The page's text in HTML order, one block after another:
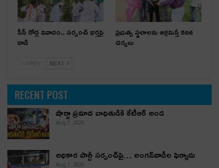
సీసీ రోడ్ల వివాదం.. స‌ర్పంచ్ భ‌ర్త‌పై
దాడి
ప్రభుత్వ స్థలాలను ఆక్రమిస్తే కఠిన
చర్యలు
NEXT
RECENT POST
షార్జా ప్రమాద బాధితుడికి కేటీఆర్ అండ
Aug 7, 2026
అధికార పార్టీ స‌ర్పంచ్‌పై… అంగ‌న్‌వాడీల ఫిర్యాదు
Aug 7, 2026